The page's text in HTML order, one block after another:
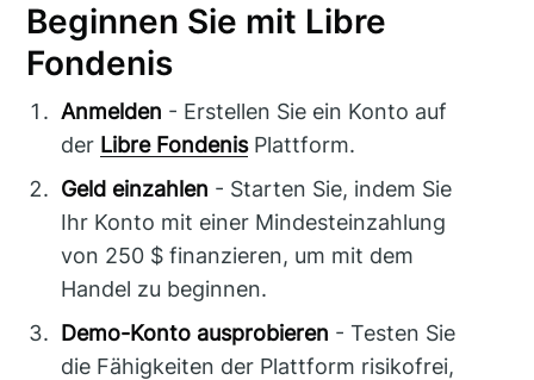
Beginnen Sie mit Libre
Fondenis
Anmelden - Erstellen Sie ein Konto auf
der Libre FondenisPlattform.
Geld einzahlen - Starten Sie, indem Sie
Ihr Konto mit einer Mindesteinzahlung
von 250 $ finanzieren, um mit dem
Handel zu beginnen.
Demo-Konto ausprobieren - Testen Sie
die Fähigkeiten der Plattform risikofrei,